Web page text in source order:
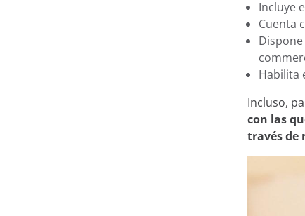
Incluye
Cuenta
Habilita
Incluso,
con las
través de